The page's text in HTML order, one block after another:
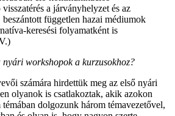
a járványhelyzet és az
független hazai médiumok
keresési folyamatként is
workshopok a kurzusokhoz?
számára hirdettük meg az első nyári
olyanok is csatlakoztak, akik azokon
dolgozunk három témavezetővel,